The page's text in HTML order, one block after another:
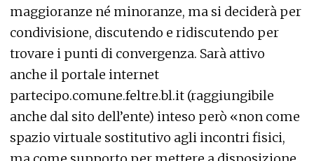
maggioranze né minoranze, ma si deciderà per
condivisione, discutendo e ridiscutendo per
trovare i punti di convergenza. Sarà attivo
anche il portale internet
partecipo.comune.feltre.bl.it (raggiungibile
anche dal sito dell’ente) inteso però «non come
spazio virtuale sostitutivo agli incontri fisici,